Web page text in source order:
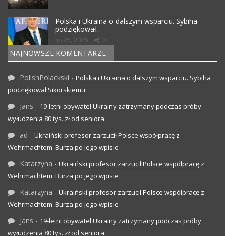
Polska i Ukraina o dalszym wsparciu. Sybiha
podziękował…
lip 25, 2026 0
NAJNOWSZE KOMENTARZE
PolishPolackski - Polska i Ukraina o dalszym wsparciu. Sybiha
podziękował Sikorskiemu
Jans - 19-letni obywatel Ukrainy zatrzymany podczas próby
wyłudzenia 80 tys. zł od seniora
ad - Ukraiński profesor zarzucił Polsce współpracę z
Wehrmachtem. Burza po jego wpisie
Katarzyna - Ukraiński profesor zarzucił Polsce współpracę z
Wehrmachtem. Burza po jego wpisie
Katarzyna - Ukraiński profesor zarzucił Polsce współpracę z
Wehrmachtem. Burza po jego wpisie
Jans - 19-letni obywatel Ukrainy zatrzymany podczas próby
wyłudzenia 80 tys. zł od seniora